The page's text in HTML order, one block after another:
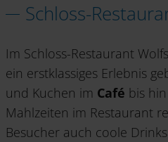
Schloss-
Im Schloss-Restaurant
ein erstklassiges Erlebnis
und Kuchen im Café bis
Mahlzeiten im Restaurant
Besucher auch coole